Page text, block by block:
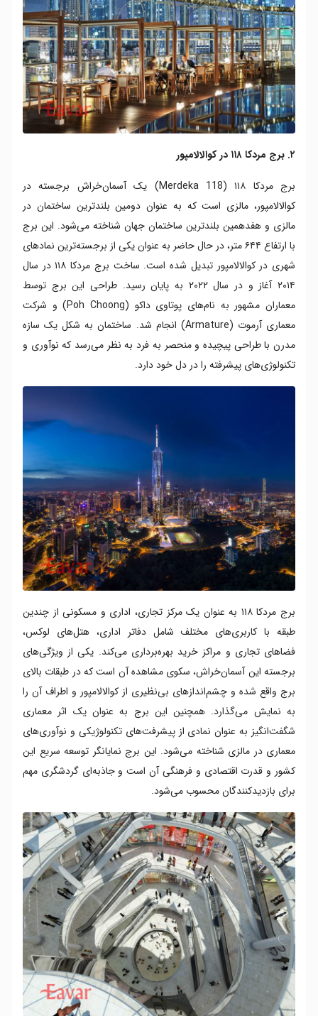
۲. برج مردکا ۱۱۸ در کوالالامپور
برج مردکا ۱۱۸ (Merdeka 118) یک آسمان‌خراش برجسته در
کوالالامپور، مالزی است که به عنوان دومین بلندترین ساختمان در
مالزی و هفدهمین بلندترین ساختمان جهان شناخته می‌شود. این برج
با ارتفاع ۶۴۴ متر، در حال حاضر به عنوان یکی از برجسته‌ترین نمادهای
شهری در کوالالامپور تبدیل شده است. ساخت برج مردکا ۱۱۸ در سال
۲۰۱۴ آغاز و در سال ۲۰۲۲ به پایان رسید. طراحی این برج توسط
معماران مشهور به نام‌های پوتاوی داکو (Poh Choong) و شرکت
معماری آرموت (Armature) انجام شد. ساختمان به شکل یک سازه
مدرن با طراحی پیچیده و منحصر به فرد به نظر می‌رسد که نوآوری و
تکنولوژی‌های پیشرفته را در دل خود دارد.
برج مردکا ۱۱۸ به عنوان یک مرکز تجاری، اداری و مسکونی از چندین
طبقه با کاربری‌های مختلف شامل دفاتر اداری، هتل‌های لوکس،
فضاهای تجاری و مراکز خرید بهره‌برداری می‌کند. یکی از ویژگی‌های
برجسته این آسمان‌خراش، سکوی مشاهده آن است که در طبقات بالای
برج واقع شده و چشم‌اندازهای بی‌نظیری از کوالالامپور و اطراف آن را
به نمایش می‌گذارد. همچنین این برج به عنوان یک اثر معماری
شگفت‌انگیز به عنوان نمادی از پیشرفت‌های تکنولوژیکی و نوآوری‌های
معماری در مالزی شناخته می‌شود. این برج نمایانگر توسعه سریع این
کشور و قدرت اقتصادی و فرهنگی آن است و جاذبه‌ای گردشگری مهم
برای بازدیدکنندگان محسوب می‌شود.